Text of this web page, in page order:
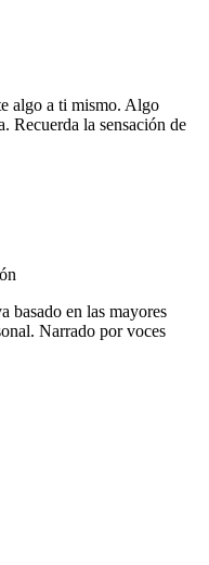
algo a ti mismo. Algo
Recuerda la sensación de
basado en las mayores
Narrado por voces